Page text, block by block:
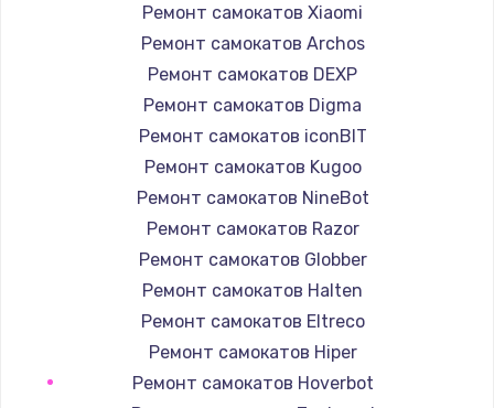
Замена / ремонт электронного модуля
управления
600 руб.
Замена конфорки
1100 руб.
Замена платы сенсора
900 руб.
Ремонт самокатов Xiaomi
Ремонт самокатов Archos
Ремонт самокатов DEXP
Ремонт самокатов Digma
Ремонт самокатов iconBIT
Ремонт самокатов Kugoo
Ремонт самокатов NineBot
Ремонт самокатов Razor
Ремонт самокатов Globber
Ремонт самокатов Halten
Ремонт самокатов Eltreco
Ремонт самокатов Hiper
Ремонт самокатов Hoverbot